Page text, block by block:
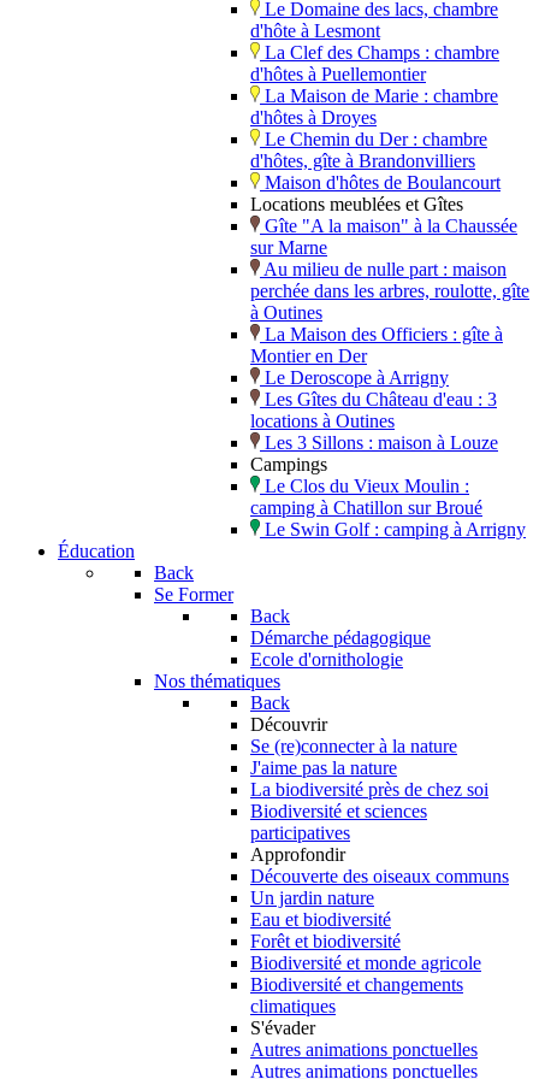
Le Domaine des lacs, chambre
d'hôte à Lesmont
La Clef des Champs : chambre
d'hôtes à Puellemontier
La Maison de Marie : chambre
d'hôtes à Droyes
Le Chemin du Der : chambre
d'hôtes, gîte à Brandonvilliers
Maison d'hôtes de Boulancourt
Locations meublées et Gîtes
Gîte "A la maison" à la Chaussée
sur Marne
Au milieu de nulle part : maison
perchée dans les arbres, roulotte, gîte
à Outines
La Maison des Officiers : gîte à
Montier en Der
Le Deroscope à Arrigny
Les Gîtes du Château d'eau : 3
locations à Outines
Les 3 Sillons : maison à Louze
Campings
Le Clos du Vieux Moulin :
camping à Chatillon sur Broué
Le Swin Golf : camping à Arrigny
Éducation
Back
Se Former
Back
Démarche pédagogique
Ecole d'ornithologie
Nos thématiques
Back
Découvrir
Se (re)connecter à la nature
J'aime pas la nature
La biodiversité près de chez soi
Biodiversité et sciences
participatives
Approfondir
Découverte des oiseaux communs
Un jardin nature
Eau et biodiversité
Forêt et biodiversité
Biodiversité et monde agricole
Biodiversité et changements
climatiques
S'évader
Autres animations ponctuelles
Autres animations ponctuelles